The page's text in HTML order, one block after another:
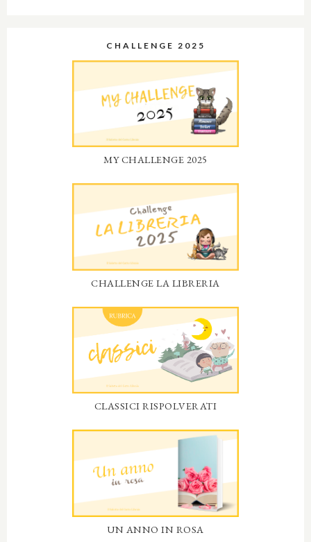
CHALLENGE 2025
MY CHALLENGE 2025
CHALLENGE LA LIBRERIA
CLASSICI RISPOLVERATI
UN ANNO IN ROSA